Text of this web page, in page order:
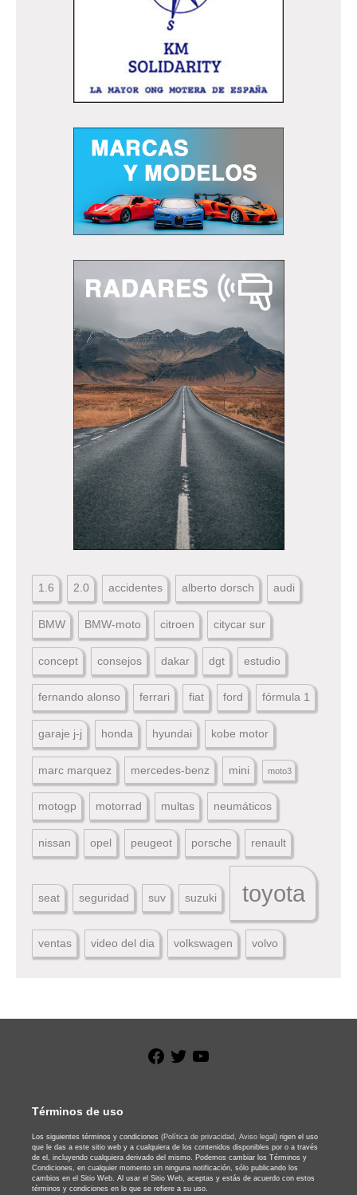
1.6 2.0 accidentes alberto dorsch audi
BMW BMW-moto citroen citycar sur
concept consejos dakar dgt estudio
fernando alonso ferrari fiat ford fórmula 1
garaje j-j honda hyundai kobe motor
marc marquez mercedes-benz mini moto3
motogp motorrad multas neumáticos
nissan opel peugeot porsche renault
seat seguridad suv suzuki toyota
ventas video del dia volkswagen volvo
Facebook
Twitter
Términos de uso
Los siguientes términos y condiciones (Política de privacidad, Aviso legal) rigen el uso
que le das a este sitio web y a cualquiera de los contenidos disponibles por o a través
de el, incluyendo cualquiera derivado del mismo. Podemos cambiar los Términos y
Condiciones, en cualquier momento sin ninguna notificación, sólo publicando los
cambios en el Sitio Web. Al usar el Sitio Web, aceptas y estás de acuerdo con estos
términos y condiciones en lo que se refiere a su uso.